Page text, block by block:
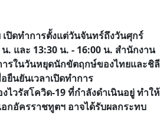
ปิดทำการตั้งแต่วันจันทร์ถึงวันศุกร์
น. และ 13:30 น. - 16:00 น. สำนักงาน
รในวันหยุดนักขัตฤกษ์ของไทยและชิลี
ยืนยันเวลาเปิดทำการ
ไวรัสโควิด-19 ที่กำลังดำเนินอยู่ ทำให้
อกอัครราชทูตฯ อาจได้รับผลกระทบ